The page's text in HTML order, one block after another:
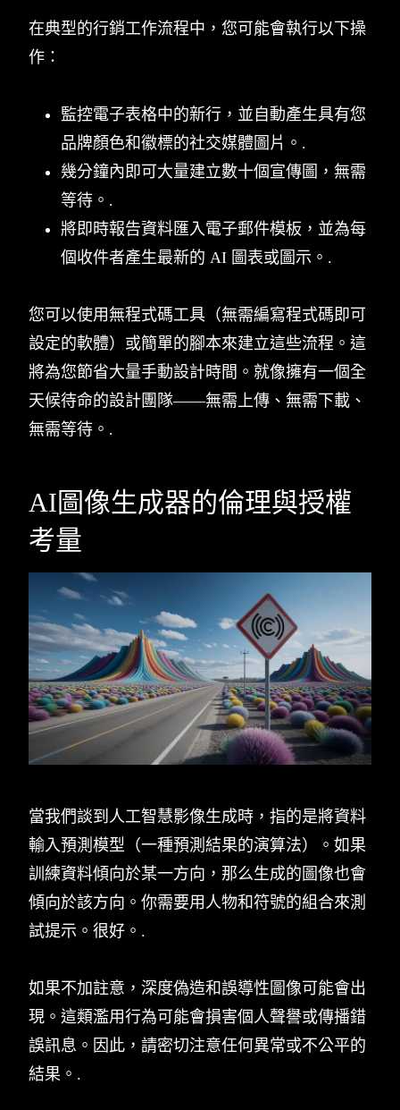
在典型的行銷工作流程中，您可能會執行以下操
作：
監控電子表格中的新行，並自動產生具有您
品牌顏色和徽標的社交媒體圖片。.
幾分鐘內即可大量建立數十個宣傳圖，無需
等待。.
將即時報告資料匯入電子郵件模板，並為每
個收件者產生最新的 AI 圖表或圖示。.
您可以使用無程式碼工具（無需編寫程式碼即可
設定的軟體）或簡單的腳本來建立這些流程。這
將為您節省大量手動設計時間。就像擁有一個全
天候待命的設計團隊——無需上傳、無需下載、
無需等待。.
AI圖像生成器的倫理與授權
考量
當我們談到人工智慧影像生成時，指的是將資料
輸入預測模型（一種預測結果的演算法）。如果
訓練資料傾向於某一方向，那么生成的圖像也會
傾向於該方向。你需要用人物和符號的組合來測
試提示。很好。.
如果不加註意，深度偽造和誤導性圖像可能會出
現。這類濫用行為可能會損害個人聲譽或傳播錯
誤訊息。因此，請密切注意任何異常或不公平的
結果。.